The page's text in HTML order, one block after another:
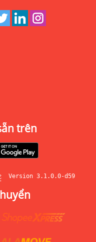
trên
Version 3.1.0.0-d59